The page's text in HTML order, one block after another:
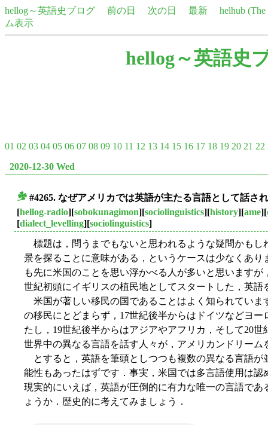
hellog～英語史ブログ 前の日 次の日 最新
helhub
ム表示
hellog～英語史
01 02 03 04 05 06 07 08 09 10 11 12 13 14 15 16 17 18 19 20 21 22
2020-12-30 Wed
#4265. なぜアメリカでは英語が主たる言語として話さ
[hellog-radio][sobokunagimon][sociolinguistics][history][ame][
[dialect_levelling][sociolinguistics]
標題は，問うまでもないと思われるような疑問かもし
景を探ることに意味がある，というケースは少なくあ
も先に米国のことを思い浮かべる人が多いと思います
世紀初頭にイギリスの植民地としてスタートした，英
米国が著しい移民の国であることはよく知られていま
の移民にとどまらず，17世紀後半からはドイツなどヨ
たし，19世紀後半からはアジアやアフリカ，そして20
世界中の異なる言語を話す人々が，アメリカンドリー
とすると，英語を筆頭としつつも複数の異なる言語が
能性もあったはずです．事実，米国では多言語使用は
現実的にいえば，英語が圧倒的に有力な唯一の言語で
ょうか．歴史的に考えてみましょう．